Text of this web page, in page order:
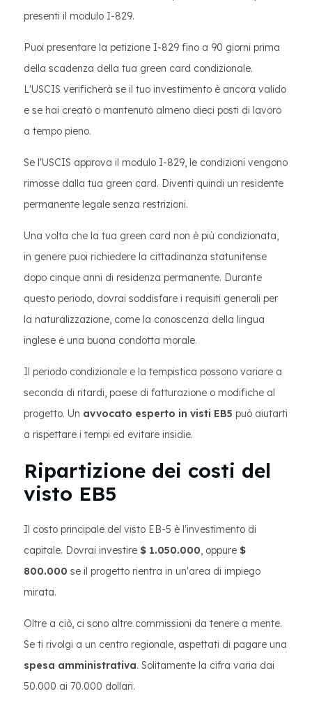
presenti il modulo I-829.
Puoi presentare la petizione I-829 fino a 90 giorni prima
della scadenza della tua green card condizionale.
L'USCIS verificherà se il tuo investimento è ancora valido
e se hai creato o mantenuto almeno dieci posti di lavoro
a tempo pieno.
Se l'USCIS approva il modulo I-829, le condizioni vengono
rimosse dalla tua green card. Diventi quindi un residente
permanente legale senza restrizioni.
Una volta che la tua green card non è più condizionata,
in genere puoi richiedere la cittadinanza statunitense
dopo cinque anni di residenza permanente. Durante
questo periodo, dovrai soddisfare i requisiti generali per
la naturalizzazione, come la conoscenza della lingua
inglese e una buona condotta morale.
Il periodo condizionale e la tempistica possono variare a
seconda di ritardi, paese di fatturazione o modifiche al
progetto. Un avvocato esperto in visti EB5 può aiutarti
a rispettare i tempi ed evitare insidie.
Ripartizione dei costi del
visto EB5
Il costo principale del visto EB-5 è l'investimento di
capitale. Dovrai investire $ 1.050.000, oppure $
800.000 se il progetto rientra in un'area di impiego
mirata.
Oltre a ciò, ci sono altre commissioni da tenere a mente.
Se ti rivolgi a un centro regionale, aspettati di pagare una
spesa amministrativa. Solitamente la cifra varia dai
50.000 ai 70.000 dollari.